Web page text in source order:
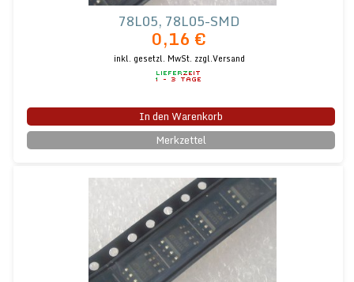
78L05, 78L05-SMD
0,16 €
inkl. gesetzl. MwSt. zzgl.Versand
In den Warenkorb
Merkzettel